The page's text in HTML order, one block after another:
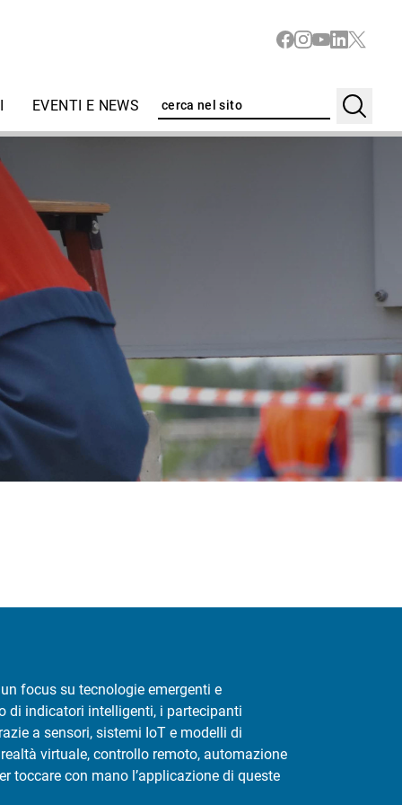
EVENTI E NEWS
focus su tecnologie emergenti e
di indicatori intelligenti, i partecipanti
a sensori, sistemi IoT e modelli di
virtuale, controllo remoto, automazione
toccare con mano l’applicazione di queste